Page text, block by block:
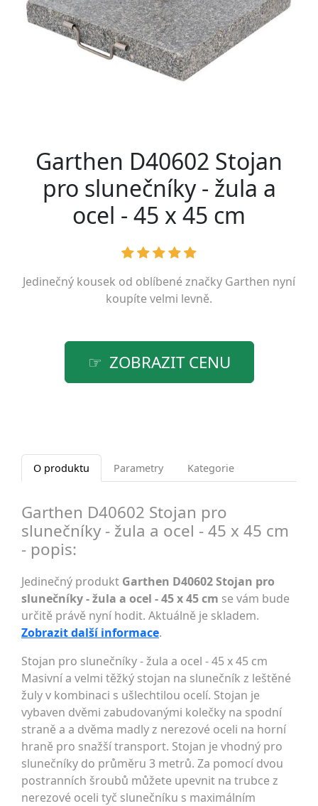
Garthen D40602 Stojan
pro slunečníky - žula a
ocel - 45 x 45 cm
Jedinečný kousek od oblíbené značky Garthen nyní
koupíte velmi levně.
ZOBRAZIT CENU
O produktu Parametry Kategorie
Garthen D40602 Stojan pro
slunečníky - žula a ocel - 45 x 45 cm
- popis:
Jedinečný produkt Garthen D40602 Stojan pro
slunečníky - žula a ocel - 45 x 45 cm se vám bude
určitě právě nyní hodit. Aktuálně je skladem.
Zobrazit další informace.
Stojan pro slunečníky - žula a ocel - 45 x 45 cm
Masivní a velmi těžký stojan na slunečník z leštěné
žuly v kombinaci s ušlechtilou ocelí. Stojan je
vybaven dvěmi zabudovanými kolečky na spodní
straně a a dvěma madly z nerezové oceli na horní
hraně pro snažší transport. Stojan je vhodný pro
slunečníky do průměru 3 metrů. Za pomocí dvou
postranních šroubů můžete upevnit na trubce z
nerezové oceli tyč slunečníku s maximálním